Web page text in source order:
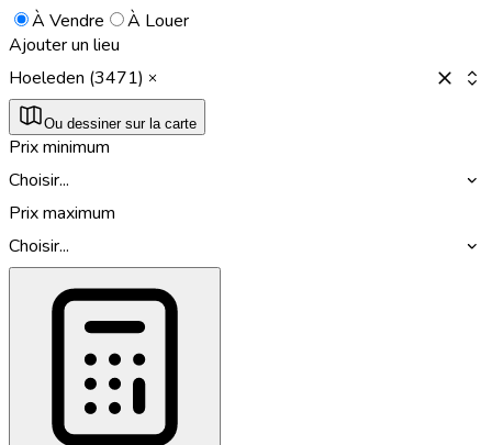
À Vendre
À Louer
Ajouter un lieu
Hoeleden (3471)
Ou dessiner sur la carte
Prix minimum
Choisir...
Prix maximum
Choisir...